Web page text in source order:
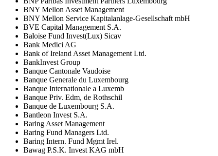
BNY Mellon Asset Management
BNY Mellon Service Kapitalanlage-Gesellschaft mbH
BVE Capital Management S.A.
Baloise Fund Invest(Lux) Sicav
Bank Medici AG
Bank of Ireland Asset Management Ltd.
BankInvest Group
Banque Cantonale Vaudoise
Banque Generale du Luxembourg
Banque Internationale a Luxemb
Banque Priv. Edm, de Rothschil
Banque de Luxembourg S.A.
Bantleon Invest S.A.
Baring Asset Management
Baring Fund Managers Ltd.
Baring Intern. Fund Mgmt Irel.
Bawag P.S.K. Invest KAG mbH